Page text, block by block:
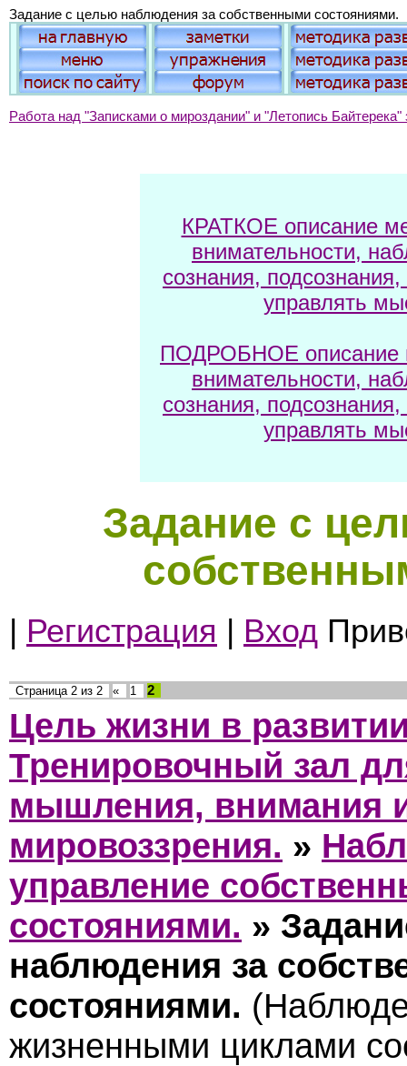
Задание с целью наблюдения за собственными состояниями.
Работа над "Записками о мироздании" и "Летопись
КРАТКОЕ описание
внимательности,
сознания,
управлять
ПОДРОБНОЕ описание
внимательности,
сознания,
управлять
Задание с
| Регистрация | Вход
Страница 2 из 2 « 1 2
Цель жизни в
Тренировочный зал
мышления, внимания
мировоззрения. »
управление
состояниями. »
наблюдения за
состояниями.
жизненными циклами